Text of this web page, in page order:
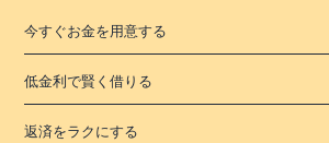
今すぐお金を用意する
低金利で賢く借りる
返済をラクにする